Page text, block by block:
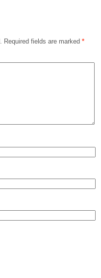
Required fields are marked *